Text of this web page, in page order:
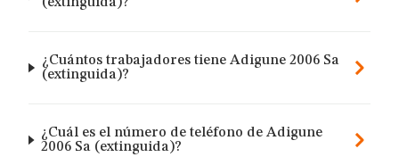
¿Cuántos trabajadores tiene Adigune 2006 Sa
(extinguida)?
¿Cuál es el número de teléfono de Adigune
2006 Sa (extinguida)?